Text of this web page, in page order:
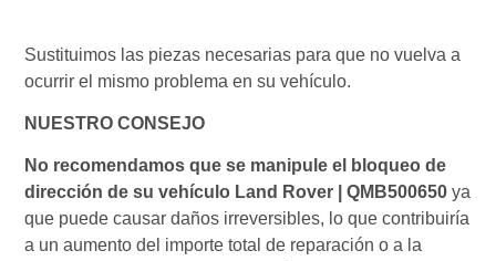
Sustituimos las piezas necesarias para que no vuelva a
ocurrir el mismo problema en su vehículo.
NUESTRO CONSEJO
No recomendamos que se manipule el bloqueo de
dirección de su vehículo Land Rover | QMB500650ya
que puede causar daños irreversibles, lo que contribuiría
a un aumento del importe total de reparación o a la